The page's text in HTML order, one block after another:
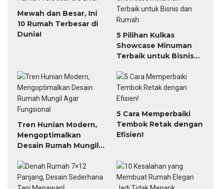
Mewah dan Besar, Ini
10 Rumah Terbesar di
Dunia!
5 Pilihan Kulkas
Showcase Minuman
Terbaik untuk Bisnis
Tren Hunian Modern,
Mengoptimalkan
Desain Rumah Mungil
5 Cara Memperbaiki
Tembok Retak dengan
Efisien!